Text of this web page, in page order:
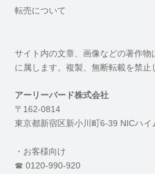
転売について
サイト内の文章、画像などの著作物
に属します。複製、無断転載を禁止
アーリーバード株式会社
〒162-0814
東京都新宿区新小川町6-39 NICハイ
・お客様向け
☎︎ 0120-990-920